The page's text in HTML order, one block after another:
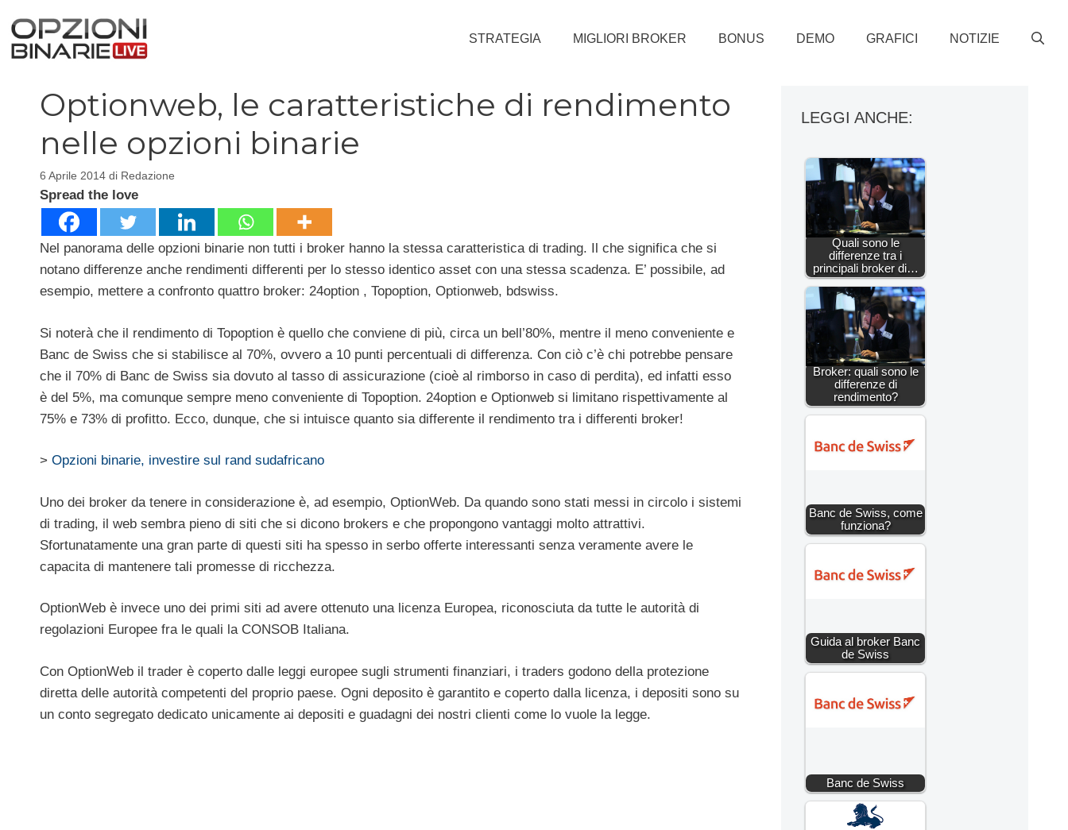
contenuto
STRATEGIA MIGLIORI BROKER BONUS DEMO GRAFICI NOTIZIE
Optionweb, le caratteristiche di rendimento
nelle opzioni binarie
6 Aprile 2014 di Redazione
Spread the love
Nel panorama delle opzioni binarie non tutti i broker hanno la stessa caratteristica di trading. Il che significa che si
notano differenze anche rendimenti differenti per lo stesso identico asset con una stessa scadenza. E’ possibile, ad
esempio, mettere a confronto quattro broker: 24option , Topoption, Optionweb, bdswiss.
Si noterà che il rendimento di Topoption è quello che conviene di più, circa un bell’80%, mentre il meno conveniente e
Banc de Swiss che si stabilisce al 70%, ovvero a 10 punti percentuali di differenza. Con ciò c’è chi potrebbe pensare
che il 70% di Banc de Swiss sia dovuto al tasso di assicurazione (cioè al rimborso in caso di perdita), ed infatti esso
è del 5%, ma comunque sempre meno conveniente di Topoption. 24option e Optionweb si limitano rispettivamente al
75% e 73% di profitto. Ecco, dunque, che si intuisce quanto sia differente il rendimento tra i differenti broker!
> Opzioni binarie, investire sul rand sudafricano
Uno dei broker da tenere in considerazione è, ad esempio, OptionWeb. Da quando sono stati messi in circolo i sistemi
di trading, il web sembra pieno di siti che si dicono brokers e che propongono vantaggi molto attrattivi.
Sfortunatamente una gran parte di questi siti ha spesso in serbo offerte interessanti senza veramente avere le
capacita di mantenere tali promesse di ricchezza.
OptionWeb è invece uno dei primi siti ad avere ottenuto una licenza Europea, riconosciuta da tutte le autorità di
regolazioni Europee fra le quali la CONSOB Italiana.
Con OptionWeb il trader è coperto dalle leggi europee sugli strumenti finanziari, i traders godono della protezione
diretta delle autorità competenti del proprio paese. Ogni deposito è garantito e coperto dalla licenza, i depositi sono su
un conto segregato dedicato unicamente ai depositi e guadagni dei nostri clienti come lo vuole la legge.
LEGGI ANCHE:
Quali sono le
differenze tra i
principali broker di…
Broker: quali sono le
differenze di
rendimento?
Banc de Swiss, come
funziona?
Guida al broker Banc
de Swiss
Banc de Swiss